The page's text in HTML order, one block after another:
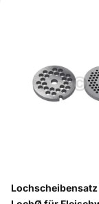
Lochscheibensatz